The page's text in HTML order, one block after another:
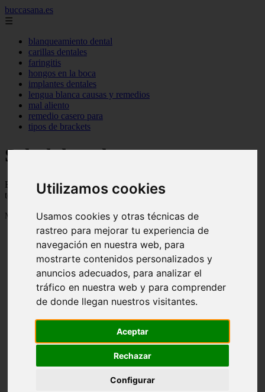
Utilizamos cookies
Usamos cookies y otras técnicas de
rastreo para mejorar tu experiencia de
navegación en nuestra web, para
mostrarte contenidos personalizados y
anuncios adecuados, para analizar el
tráfico en nuestra web y para comprender
de donde llegan nuestros visitantes.
Aceptar
Rechazar
Configurar
buccasana.es
☰
blanqueamiento dental
carillas dentales
faringitis
hongos en la boca
implantes dentales
lengua blanca causas y remedios
mal aliento
remedio casero para
tipos de brackets
Salud dental
Blog sobre salud dental con trucos, consejos e informacion para
tener una boca sana
Mostrando 1 - 24 de 719 artículos
¿Paladar Quemado? 【Trucos Caseros y
CómoCurarlo】